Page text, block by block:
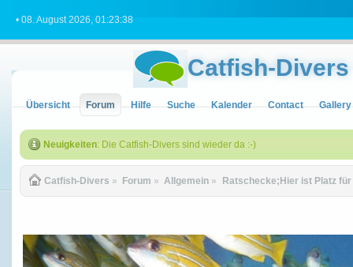
• 08. August 2026, 01:23:38
Catfish-Divers
Übersicht Forum Hilfe Suche Kalender Contact Gallery
Neuigkeiten: Die Catfish-Divers sind wieder da :-)
Catfish-Divers » Forum » Allgemein » Ratschecke;Hier ist Platz